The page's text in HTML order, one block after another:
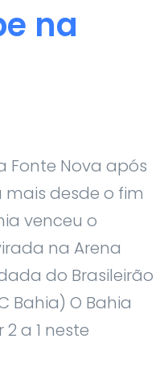
na
Fonte Nova após
desde o fim
venceu o
na Arena
do Brasileirão
Bahia) O Bahia
a 1 neste